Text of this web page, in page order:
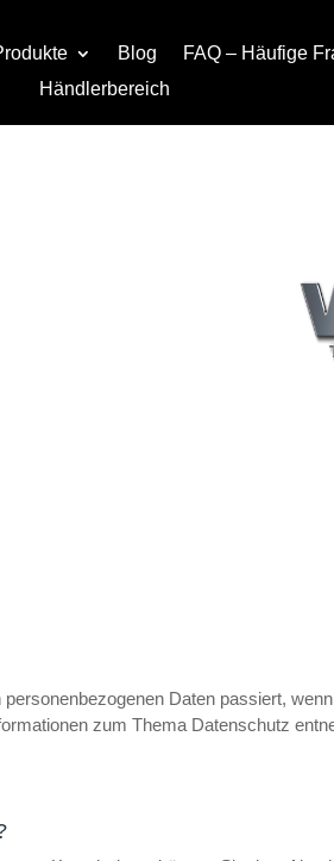
Blog FAQ – Häufige
Händlerbereich
Daten passiert,
zum Thema Datenschutz